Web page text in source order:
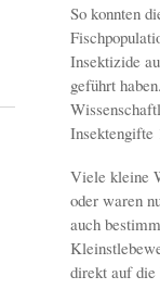
So konnten
Insektizide
geführt
Insektengifte
Viele kleine
oder waren
auch
direkt auf die